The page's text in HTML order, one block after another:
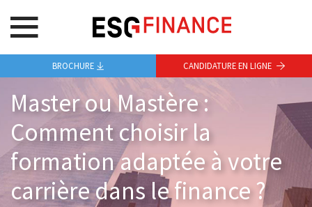
Master ou Mastère :
Comment choisir la
formation adaptée à votre
carrière dans le finance ?
BROCHURE CANDIDATURE EN LIGNE